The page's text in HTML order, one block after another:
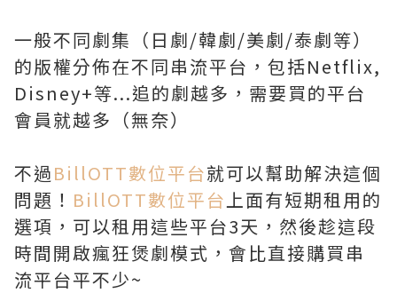
一般不同劇集（日劇/韓劇/美劇/泰劇等）
的版權分佈在不同串流平台，包括Netflix,
Disney+等...追的劇越多，需要買的平台
會員就越多（無奈）
不過BillOTT數位平台就可以幫助解決這個
問題！ BillOTT數位平台 上面有短期租用的
選項，可以租用這些平台3天，然後趁這段
時間開啟瘋狂煲劇模式，會比直接購買串
流平台平不少~